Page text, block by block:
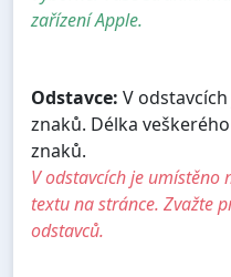
zařízení Apple.
Odstavce: V
znaků. Délka
znaků.
V odstavcích je umístěno
textu na stránce. Zvažte
odstavců.